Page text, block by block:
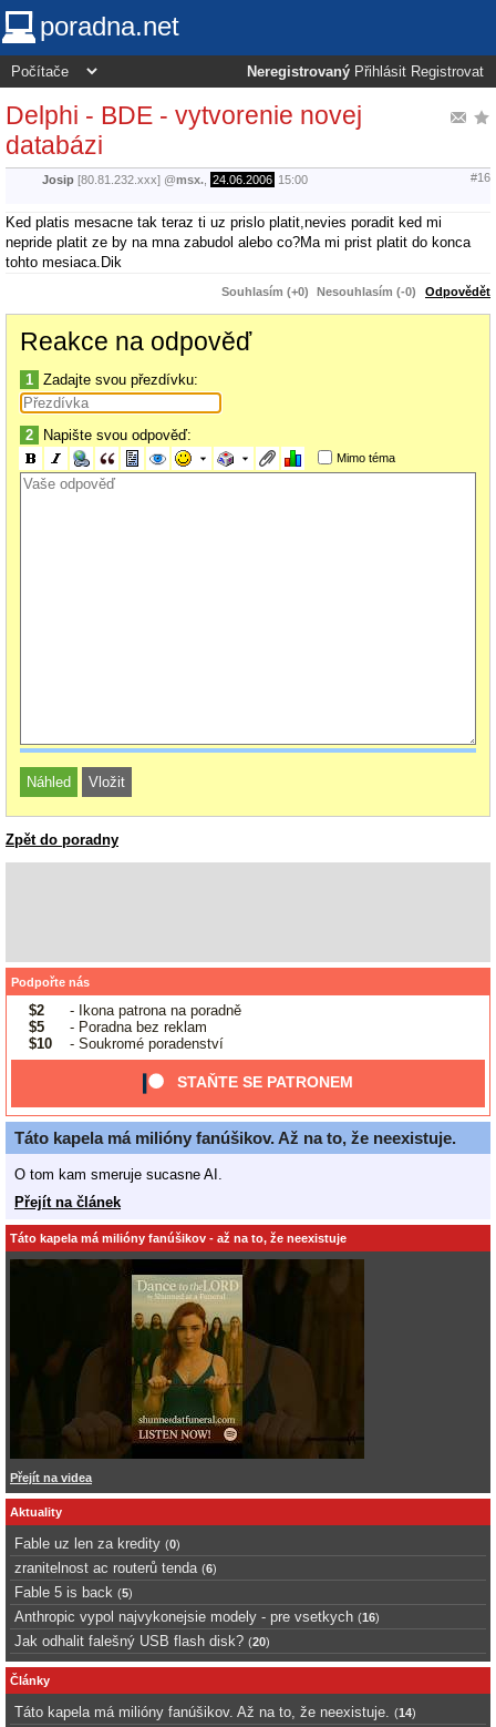
poradna.net
Neregistrovaný Přihlásit Registrovat
Delphi - BDE - vytvorenie novej
databázi
Josip [80.81.232.xxx] @msx. 24.06.2006 15:00 #16
Ked platis mesacne tak teraz ti uz prislo platit,nevies poradit ked mi
nepride platit ze by na mna zabudol alebo co?Ma mi prist platit do konca
tohto mesiaca.Dik
Souhlasím (+0) Nesouhlasím (-0) Odpovědět
Reakce na odpověď
1 Zadajte svou přezdívku:
2 Napište svou odpověď:
Mimo téma
Zpět do poradny
Podpořte nás
$2
- Ikona patrona na poradně
$5
- Poradna bez reklam
$10
- Soukromé poradenství
STAŇTE SE PATRONEM
Táto kapela má milióny fanúšikov. Až na to, že neexistuje.
O tom kam smeruje sucasne AI.
Přejít na článek
Táto kapela má milióny fanúšikov - až na to, že neexistuje
Přejít na videa
Aktuality
Fable uz len za kredity (0)
zranitelnost ac routerů tenda (6)
Fable 5 is back (5)
Anthropic vypol najvykonejsie modely - pre vsetkych (16)
Jak odhalit falešný USB flash disk? (20)
Články
Táto kapela má milióny fanúšikov. Až na to, že neexistuje. (14)